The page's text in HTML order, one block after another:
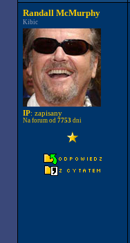
Randall McMurphy
Kibic
IP: zapisany
Na forum od 7753dni